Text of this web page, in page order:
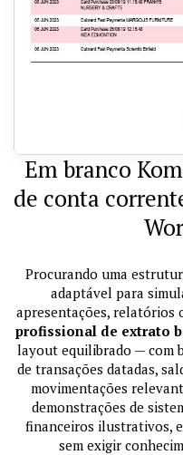
Em branco
de conta
Procurando uma
adaptável para
apresentações, relatórios
profissional de extrato
layout equilibrado — com
de transações datadas,
movimentações
demonstrações de
financeiros ilustrativos,
sem exigir